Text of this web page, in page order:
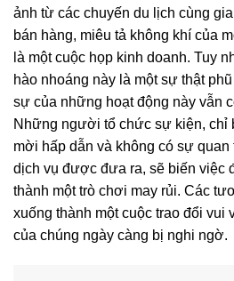
ảnh từ các chuyến du lịch cùng
bán hàng, miêu tả không khí của
là một cuộc họp kinh doanh. Tuy
hào nhoáng này là một sự thật
sự của những hoạt động này vẫn
Những người tổ chức sự kiện, chỉ
mời hấp dẫn và không có sự
dịch vụ được đưa ra, sẽ biến việc
thành một trò chơi may rủi. Các
xuống thành một cuộc trao đổi vui
của chúng ngày càng bị nghi ngờ.